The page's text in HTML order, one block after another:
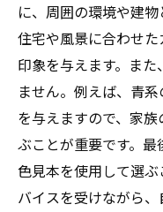
に、周囲の環境や建
住宅や風景に合わせ
印象を与えます。ま
ません。例えば、青
を与えますので、家
ぶことが重要です。
色見本を使用して選
バイスを受けながら